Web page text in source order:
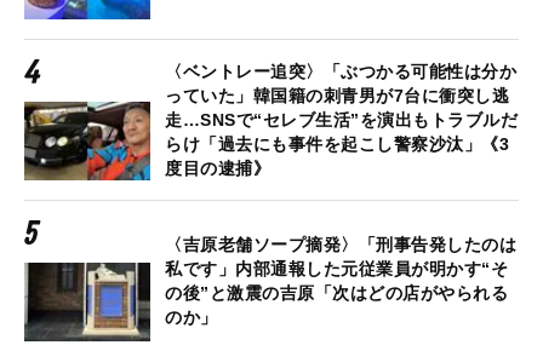
〈ベントレー追突〉「ぶつかる可能性は分か
っていた」韓国籍の刺青男が7台に衝突し逃
走…SNSで“セレブ生活”を演出もトラブルだ
らけ「過去にも事件を起こし警察沙汰」《3
度目の逮捕》
〈吉原老舗ソープ摘発〉「刑事告発したのは
私です」内部通報した元従業員が明かす“そ
の後”と激震の吉原「次はどの店がやられる
のか」